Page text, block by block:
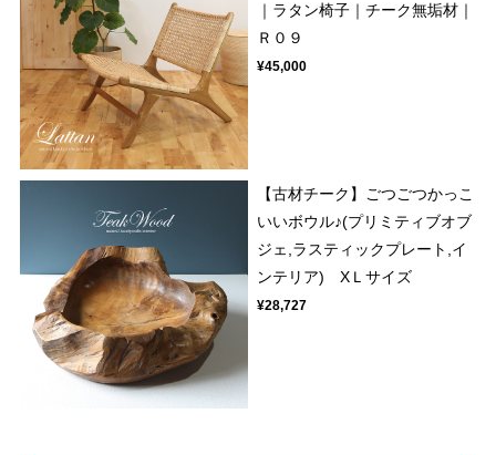
｜ラタン椅子｜チーク無垢材｜
Ｒ０９
¥45,000
【古材チーク】ごつごつかっこ
いいボウル♪(プリミティブオブ
ジェ,ラスティックプレート,イ
ンテリア) XＬサイズ
¥28,727